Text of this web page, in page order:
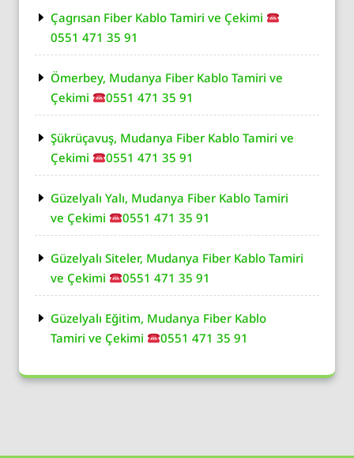
Çagrısan Fiber Kablo Tamiri ve Çekimi
0551 471 35 91
Ömerbey, Mudanya Fiber Kablo Tamiri ve
Çekimi
0551 471 35 91
Şükrüçavuş, Mudanya Fiber Kablo Tamiri ve
Çekimi
0551 471 35 91
Güzelyalı Yalı, Mudanya Fiber Kablo Tamiri
ve Çekimi
0551 471 35 91
Güzelyalı Siteler, Mudanya Fiber Kablo Tamiri
ve Çekimi
0551 471 35 91
Güzelyalı Eğitim, Mudanya Fiber Kablo
Tamiri ve Çekimi
0551 471 35 91